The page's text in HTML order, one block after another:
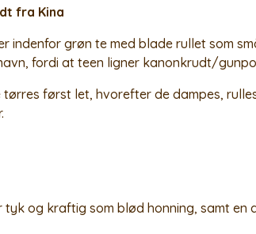
fra Kina
indenfor grøn te med blade rullet som
fordi at teen ligner kanonkrudt/
tørres først let, hvorefter de dampes,
tyk og kraftig som blød honning, samt